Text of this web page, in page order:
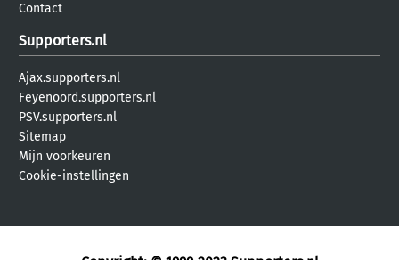
Contact
Supporters.nl
Ajax.supporters.nl
Feyenoord.supporters.nl
PSV.supporters.nl
Sitemap
Mijn voorkeuren
Cookie-instellingen